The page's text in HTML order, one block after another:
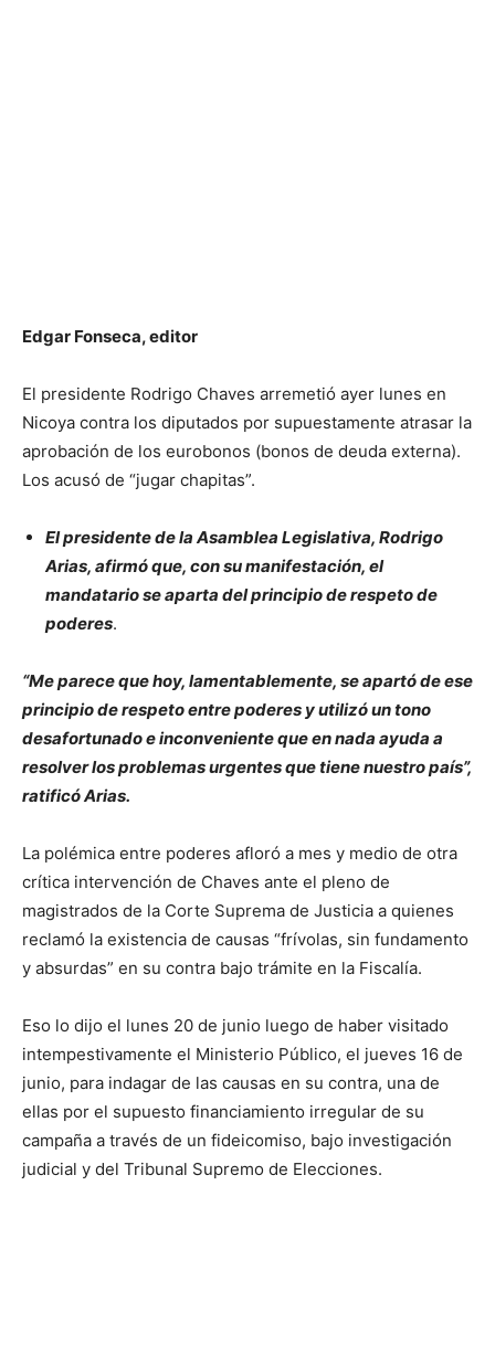
Edgar Fonseca, editor
El presidente Rodrigo Chaves arremetió ayer lunes en
Nicoya contra los diputados por supuestamente atrasar la
aprobación de los eurobonos (bonos de deuda externa).
Los acusó de “jugar chapitas”.
El presidente de la Asamblea Legislativa, Rodrigo
Arias, afirmó que, con su manifestación, el
mandatario se aparta del principio de respeto de
poderes.
“Me parece que hoy, lamentablemente, se apartó de ese
principio de respeto entre poderes y utilizó un tono
desafortunado e inconveniente que en nada ayuda a
resolver los problemas urgentes que tiene nuestro país”,
ratificó Arias.
La polémica entre poderes afloró a mes y medio de otra
crítica intervención de Chaves ante el pleno de
magistrados de la Corte Suprema de Justicia a quienes
reclamó la existencia de causas “frívolas, sin fundamento
y absurdas” en su contra bajo trámite en la Fiscalía.
Eso lo dijo el lunes 20 de junio luego de haber visitado
intempestivamente el Ministerio Público, el jueves 16 de
junio, para indagar de las causas en su contra, una de
ellas por el supuesto financiamiento irregular de su
campaña a través de un fideicomiso, bajo investigación
judicial y del Tribunal Supremo de Elecciones.